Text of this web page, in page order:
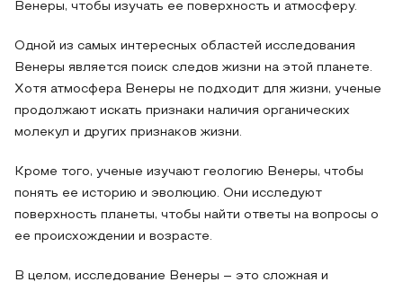
Венеры, чтобы изучать ее поверхность и атмосферу.
Одной из самых интересных областей исследования
Венеры является поиск следов жизни на этой планете.
Хотя атмосфера Венеры не подходит для жизни, ученые
продолжают искать признаки наличия органических
молекул и других признаков жизни.
Кроме того, ученые изучают геологию Венеры, чтобы
понять ее историю и эволюцию. Они исследуют
поверхность планеты, чтобы найти ответы на вопросы о
ее происхождении и возрасте.
В целом, исследование Венеры – это сложная и